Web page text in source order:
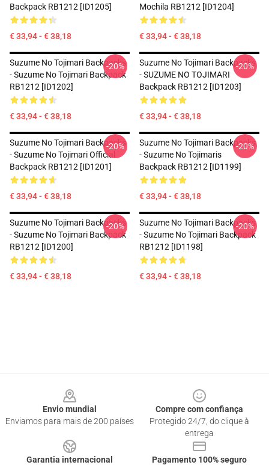
Backpack RB1212 [ID1205]
€ 33,94 - € 38,18
Mochila RB1212 [ID1204]
€ 33,94 - € 38,18
Suzume No Tojimari Backpacks
- Suzume No Tojimari Backpack
RB1212 [ID1202]
€ 33,94 - € 38,18
-20%
Suzume No Tojimari Backpacks
- SUZUME NO TOJIMARI
Backpack RB1212 [ID1203]
€ 33,94 - € 38,18
-20%
Suzume No Tojimari Backpacks
- Suzume No Tojimari Official
Backpack RB1212 [ID1201]
€ 33,94 - € 38,18
-20%
Suzume No Tojimari Backpacks
- Suzume No Tojimaris
Backpack RB1212 [ID1199]
€ 33,94 - € 38,18
-20%
Suzume No Tojimari Backpacks
- Suzume No Tojimari Backpack
RB1212 [ID1200]
€ 33,94 - € 38,18
-20%
Suzume No Tojimari Backpacks
- Suzume No Tojimari Backpack
RB1212 [ID1198]
€ 33,94 - € 38,18
-20%
Envio mundial
Enviamos para mais de 200 países
Compre com confiança
Protegido 24/7, do clique à
entrega
Garantia internacional
Pagamento 100% seguro